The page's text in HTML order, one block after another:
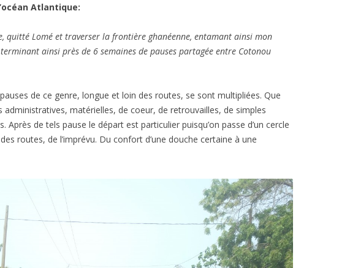
Atlantique:
quitté Lomé et traverser la frontière ghanéenne, entamant ainsi mon
ainsi près de 6 semaines de pauses partagée entre Cotonou
pauses de ce genre, longue et loin des routes, se sont multipliées. Que
administratives, matérielles, de coeur, de retrouvailles, de simples
Après de tels pause le départ est particulier puisqu’on passe d’un cercle
routes, de l’imprévu. Du confort d’une douche certaine à une